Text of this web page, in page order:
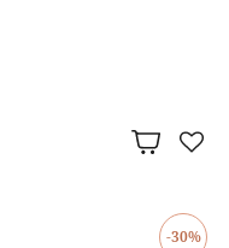
-30%